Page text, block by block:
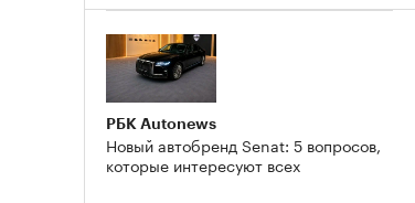
РБК Autonews
Новый автобренд Senat: 5 вопросов,
которые интересуют всех